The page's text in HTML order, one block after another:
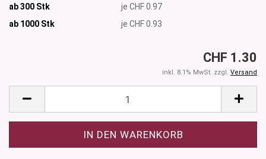
ab 300 Stk
je CHF 0.97
ab 1000 Stk je CHF 0.93
CHF 1.30
inkl. 8.1% MwSt. zzgl. Versand